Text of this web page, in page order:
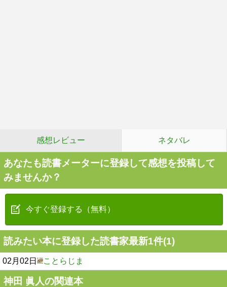
感想レビュー ネタバレ
あなたも読書メーターに登録して感想を投稿して
みませんか？
今すぐ登録する（無料）
読みたい本に登録した読書家最新1件(1)
02月02日 ことらじま
神田 眞人の関連本